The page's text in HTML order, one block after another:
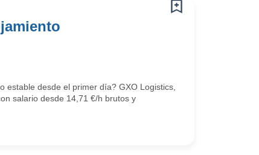
estable desde el primer día? GXO Logistics,
salario desde 14,71 €/h brutos y